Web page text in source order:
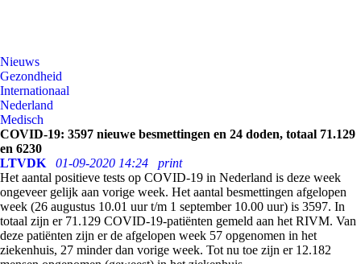
Nieuws
Gezondheid
Internationaal
Nederland
Medisch
COVID-19: 3597 nieuwe besmettingen en 24 doden, totaal 71.129
en 6230
LTVDK
01-09-2020 14:24
print
Het aantal positieve tests op COVID-19 in Nederland is deze week
ongeveer gelijk aan vorige week. Het aantal besmettingen afgelopen
week (26 augustus 10.01 uur t/m 1 september 10.00 uur) is 3597. In
totaal zijn er 71.129 COVID-19-patiënten gemeld aan het RIVM. Van
deze patiënten zijn er de afgelopen week 57 opgenomen in het
ziekenhuis, 27 minder dan vorige week. Tot nu toe zijn er 12.182